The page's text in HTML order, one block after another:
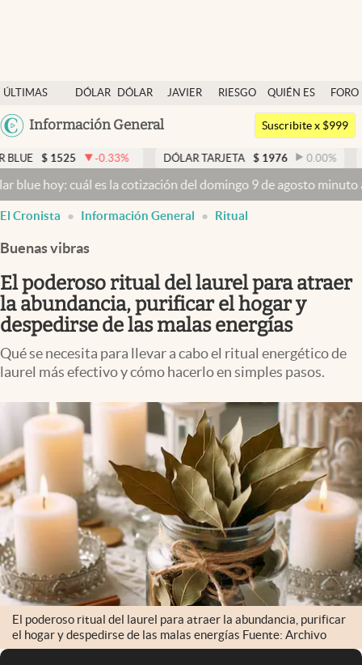
ÚLTIMAS
NOTICIAS
DÓLAR
DÓLAR
JAVIER
RIESGO
QUIÉN ES
QUIÉN
FORO
Argentina
México
Información General
Dólar
Members
Economía y Política
Finanzas y Mercados
Mercados Online
Negocios
Columnistas
Otras secciones
Apertura
Infotechnology
Clase
Mundial 2026
Eventos Corporativos
El Cronista Studio
Mediakit
abre en nueva pestaña
Argentina
Suscribite x $999
-0.33% DÓLAR TARJETA $ 1976 0.00% DÓLAR
es la cotización del domingo 9 de agosto minuto a minuto
El Cronista Información General Ritual
Buenas vibras
El poderoso ritual del laurel para atraer
la abundancia, purificar el hogar y
despedirse de las malas energías
Qué se necesita para llevar a cabo el ritual energético de
laurel más efectivo y cómo hacerlo en simples pasos.
El poderoso ritual del laurel para atraer la abundancia, purificar
el hogar y despedirse de las malas energías Fuente: Archivo